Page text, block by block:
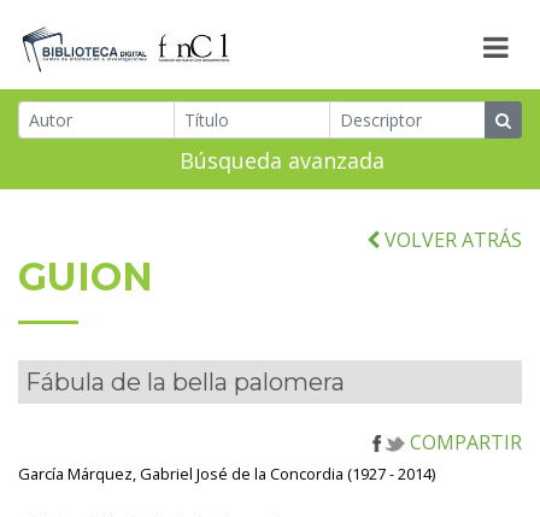
Búsqueda avanzada
VOLVER ATRÁS
GUION
Fábula de la bella palomera
COMPARTIR
García Márquez, Gabriel José de la Concordia (1927 - 2014)